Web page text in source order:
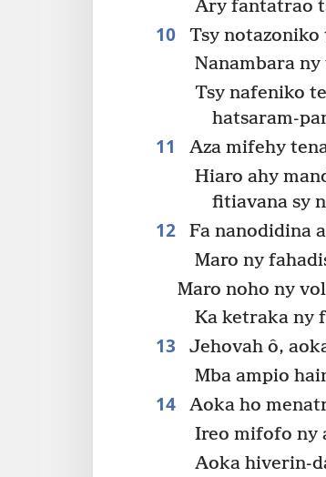
Ary fantatrao
10 Tsy
Nanambara
Tsy nafeniko
hatsaram-
11 Aza mifehy
Hiaro ahy
fitiavana sy
12 Fa nanodidina
Maro ny
Maro noho ny
Ka ketraka ny
13 Jehovah ô,
Mba ampio
14 Aoka ho
Ireo mifofo ny
Aoka hiverin-